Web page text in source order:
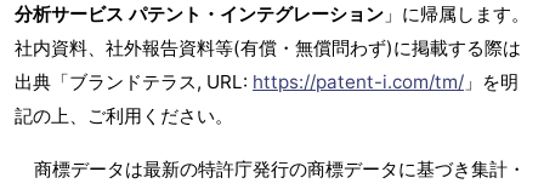
分析サービス パテント・インテグレーション 」に帰属します。
社内資料、社外報告資料等(有償・無償問わず)に掲載する際は
出典「ブランドテラス, URL: https://patent-i.com/tm/ 」を明
記の上、ご利用ください。
商標データは最新の特許庁発行の商標データに基づき集計・